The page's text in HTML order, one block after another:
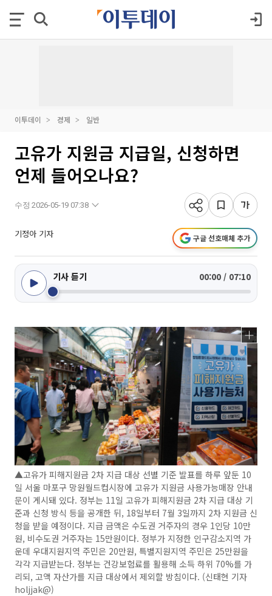
이투데이 경제 일반
고유가 지원금 지급일, 신청하면
언제 들어오나요?
수정 2026-05-19 07:38
기정아 기자 구글 선호매체 추가
기사 듣기 00:00 / 07:10
▲고유가 피해지원금 2차 지급 대상 선별 기준 발표를 하루 앞둔 10
일 서울 마포구 망원월드컵시장에 고유가 지원금 사용가능매장 안내
문이 게시돼 있다. 정부는 11일 고유가 피해지원금 2차 지급 대상 기
준과 신청 방식 등을 공개한 뒤, 18일부터 7월 3일까지 2차 지원금 신
청을 받을 예정이다. 지급 금액은 수도권 거주자의 경우 1인당 10만
원, 비수도권 거주자는 15만원이다. 정부가 지정한 인구감소지역 가
운데 우대지원지역 주민은 20만원, 특별지원지역 주민은 25만원을
각각 지급받는다. 정부는 건강보험료를 활용해 소득 하위 70%를 가
리되, 고액 자산가를 지급 대상에서 제외할 방침이다. (신태현 기자
holjjak@)